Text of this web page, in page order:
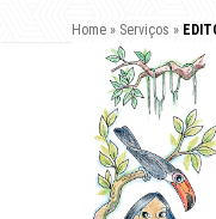
Home» Serviços »